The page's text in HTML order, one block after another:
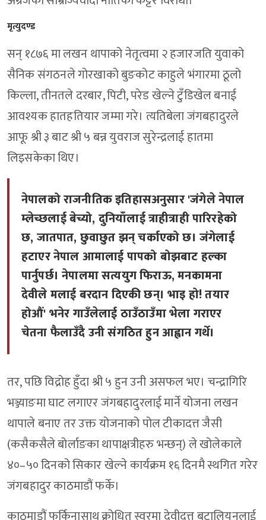
मृत्युदण्ड
सन् १८७६ मा लखन थापाको नेतृत्वमा २ हजारजति युवाको
सैनिक संगठनले गोरखाको बुङकोट काहुले भंगारमा ठूलो
किल्ला, तीनतले दरबार, पिटी, परेड खेल्ने टुँडिखेल बनाई
आवश्यक हातहतियार जम्मा गरे। त्यतिबेला जंगबहादुरले
आफू श्री ३ बाट श्री ५ बन्न युवराज सुरेन्द्रलाई हातमा
लिइसकेका थिए।
नेपालको राजनीतिक इतिहासअनुसार 'जंगेले नेपाल
म्लेच्छलाई बेच्यो, दुनियाँलाई त्राहीत्राही पारिरहेको
छ, जातपात, छुवाछुत झन् चर्काएको छ। जंगेलाई
हटाएर नेपाल आमालाई पापको बोझबाट हल्का
पार्नुपर्छ। नेपालमा सत्ययुग फिराऊ, मनकामना
देवीले मलाई बरदान दिएकी छन्। भाइ हो! तयार
होऔं' भनेर गाउँलेलाई ठाउँठाउँमा भेला गराएर
चेतना फैलाउँदै उनी संगठित हुन आह्वान गर्थे।
तर, पछि विद्रोह हुँदा श्री ५ हुन उनी असफल भए। चन्द्रागिरि
भञ्ज्याङमा घाट लगाएर जंगबहादुरलाई मार्ने योजना लखन
थापाले बनाए तर उक्त योजनाको पोल टीकादत्त जैसी
(कसैकसैले बोर्लाङका थापाक्षत्रीहरु भन्छन्) ले खोलेकाले
४०–५० दिनको सिकार खेल्ने कार्यक्रम १६ दिनमै स्थगित गरेर
जंगबहादुर काठमाडौं फर्के।